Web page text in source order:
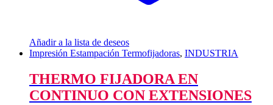
Añadir a la lista de deseos
Impresión Estampación Termofijadoras, INDUSTRIA
THERMO FIJADORA EN
CONTINUO CON EXTENSIONES